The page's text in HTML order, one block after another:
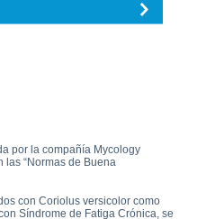
por la compañía Mycology
las “Normas de Buena
con Coriolus versicolor como
Síndrome de Fatiga Crónica, se